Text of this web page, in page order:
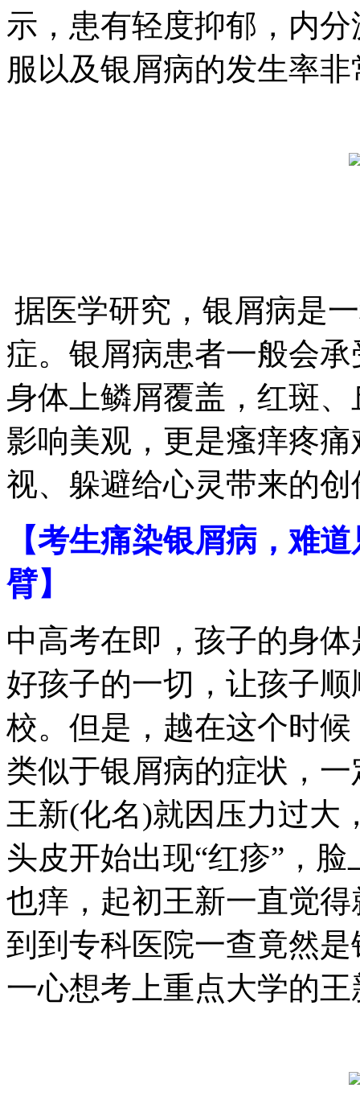
示，患有轻度抑郁，内
服以及银屑病的发生率
据医学研究，银屑病是
症。银屑病患者一般会
身体上鳞屑覆盖，红斑
影响美观，更是瘙痒疼
视、躲避给心灵带来的
【考生痛染银屑病，难
臂】
中高考在即，孩子的身
好孩子的一切，让孩子
校。但是，越在这个时
类似于银屑病的症状，
王新(化名)就因压力过大
头皮开始出现“红疹”，
也痒，起初王新一直觉
到到专科医院一查竟然
一心想考上重点大学的